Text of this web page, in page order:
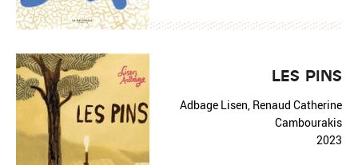
LES PINS
Adbage Lisen, Renaud Catherine
Cambourakis
2023